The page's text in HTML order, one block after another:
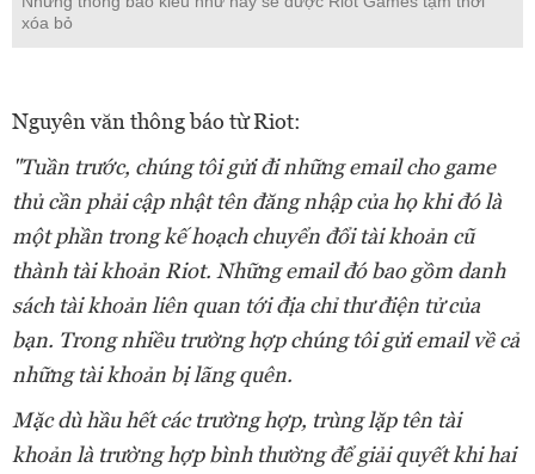
xóa bỏ
Nguyên văn thông báo từ Riot:
"Tuần trước, chúng tôi gửi đi những email cho game
thủ cần phải cập nhật tên đăng nhập của họ khi đó là
một phần trong kế hoạch chuyển đổi tài khoản cũ
thành tài khoản Riot. Những email đó bao gồm danh
sách tài khoản liên quan tới địa chỉ thư điện tử của
bạn. Trong nhiều trường hợp chúng tôi gửi email về cả
những tài khoản bị lãng quên.
Mặc dù hầu hết các trường hợp, trùng lặp tên tài
khoản là trường hợp bình thường để giải quyết khi hai